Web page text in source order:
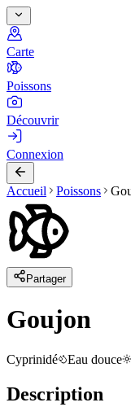
Carte
Poissons
Découvrir
Connexion
Accueil Poissons
Partager
Goujon
Cyprinidé Eau douce
Description